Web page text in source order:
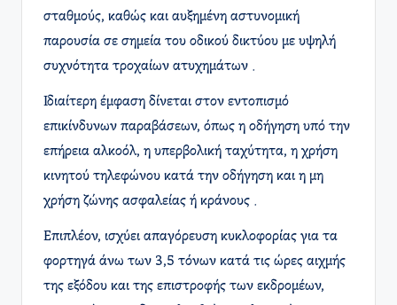
σταθμούς, καθώς και αυξημένη αστυνομική
παρουσία σε σημεία του οδικού δικτύου με υψηλή
συχνότητα τροχαίων ατυχημάτων .​
Ιδιαίτερη έμφαση δίνεται στον εντοπισμό
επικίνδυνων παραβάσεων, όπως η οδήγηση υπό την
επήρεια αλκοόλ, η υπερβολική ταχύτητα, η χρήση
κινητού τηλεφώνου κατά την οδήγηση και η μη
χρήση ζώνης ασφαλείας ή κράνους .​
Επιπλέον, ισχύει απαγόρευση κυκλοφορίας για τα
φορτηγά άνω των 3,5 τόνων κατά τις ώρες αιχμής
της εξόδου και της επιστροφής των εκδρομέων,